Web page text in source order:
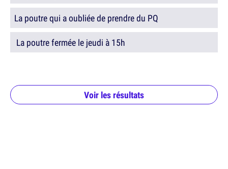
La poutre qui a oubliée de prendre du PQ
La poutre fermée le jeudi à 15h
Voir les résultats